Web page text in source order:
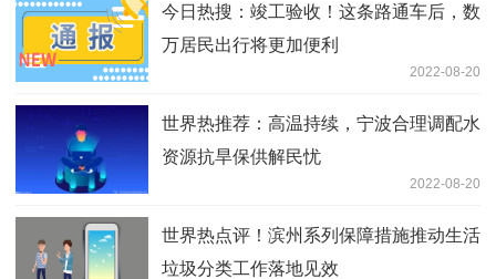
今日热搜：竣工验收！这条路通车后，数
万居民出行将更加便利
2022-08-20
世界热推荐：高温持续，宁波合理调配水
资源抗旱保供解民忧
2022-08-20
世界热点评！滨州系列保障措施推动生活
垃圾分类工作落地见效